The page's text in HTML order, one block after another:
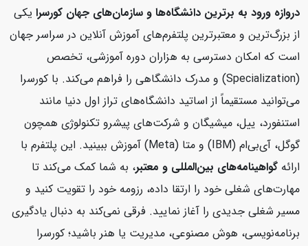
دروازه ورود به برترین دانشگاه‌ها و سازمان‌های جهان کورسرایکی
از بزرگ‌ترین و معتبرترین پلتفرم‌های آموزش آنلاین در سراسر جهان
است که امکان دسترسی به هزاران دوره آموزشی، تخصص
(Specialization) و مدرک دانشگاهی را فراهم می‌کند. با کورسرا
می‌توانید مستقیماً از اساتید دانشگاه‌های تراز اول دنیا مانند
استنفورد، ییل، میشیگان و شرکت‌های پیشرو تکنولوژی همچون
گوگل، آی‌بی‌ام (IBM) و متا (Meta) آموزش ببینید. این پلتفرم با
ارائهگواهینامه‌های بین‌المللی و معتبر، به شما کمک می‌کند تا
مهارت‌های شغلی خود را ارتقا داده، رزومه خود را تقویت کنید و
مسیر شغلی جدیدی را آغاز نمایید. فرقی نمی‌کند به دنبال یادگیری
برنامه‌نویسی، هوش مصنوعی، مدیریت یا هنر باشید؛ کورسرا